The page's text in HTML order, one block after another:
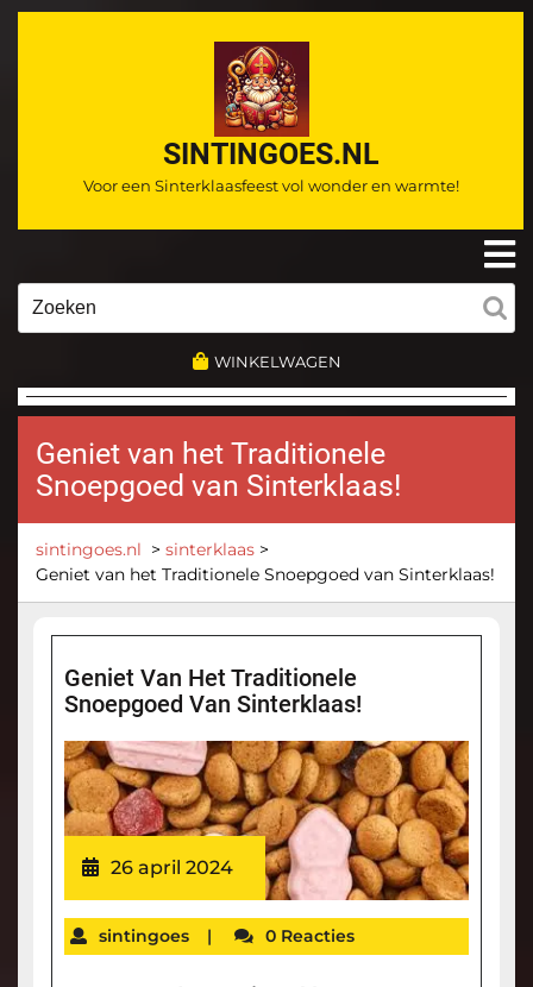
Ga
SINTINGOES.NL
Voor een Sinterklaasfeest vol wonder en warmte!
WINKELWAGEN
Geniet van het Traditionele
Snoepgoed van Sinterklaas!
sintingoes.nl > sinterklaas >
Geniet van het Traditionele Snoepgoed van Sinterklaas!
Geniet Van Het Traditionele
Snoepgoed Van Sinterklaas!
26 april 2024
sintingoes | 0 Reacties